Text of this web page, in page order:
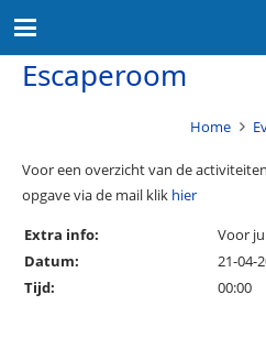
Escaperoom
Home
Voor een overzicht van de
opgave via de mail klik hier
Extra info:
Voor
Datum:
21-04-
Tijd:
00:00